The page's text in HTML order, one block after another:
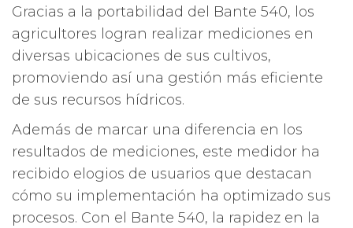
Gracias a la portabilidad del Bante 540, los
agricultores logran realizar mediciones en
diversas ubicaciones de sus cultivos,
promoviendo así una gestión más eficiente
de sus recursos hídricos.
Además de marcar una diferencia en los
resultados de mediciones, este medidor ha
recibido elogios de usuarios que destacan
cómo su implementación ha optimizado sus
procesos. Con el Bante 540, la rapidez en la